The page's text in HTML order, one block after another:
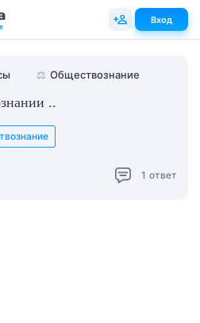
⚖️ Обществознание
..
1 ответ
Вход